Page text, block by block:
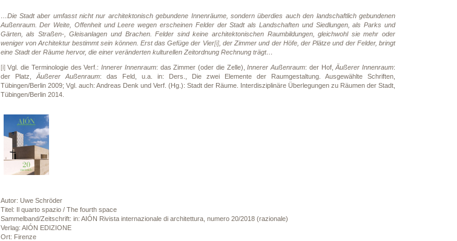
…Die Stadt aber umfasst nicht nur architektonisch gebundene Innenräume, sondern überdies auch den landschaftlich gebundenen
Außenraum. Der Weite, Offenheit und Leere wegen erscheinen Felder der Stadt als Landschaften und Siedlungen, als Parks und
Gärten, als Straßen-, Gleisanlagen und Brachen. Felder sind keine architektonischen Raumbildungen, gleichwohl sie mehr oder
weniger von Architektur bestimmt sein können. Erst das Gefüge der Vier[i], der Zimmer und der Höfe, der Plätze und der Felder, bringt
eine Stadt der Räume hervor, die einer veränderten kulturellen Zeitordnung Rechnung trägt…
[i]Vgl. die Terminologie des Verf.: Innerer Innenraum: das Zimmer (oder die Zelle),Innerer Außenraum: der Hof,Äußerer Innenraum:
der Platz, Äußerer Außenraum: das Feld, u.a. in: Ders., Die zwei Elemente der Raumgestaltung. Ausgewählte Schriften,
Tübingen/Berlin 2009; Vgl. auch: Andreas Denk und Verf. (Hg.): Stadt der Räume. Interdisziplinäre Überlegungen zu Räumen der Stadt,
Tübingen/Berlin 2014.
Autor: Uwe Schröder
Titel: Il quarto spazio / The fourth space
Sammelband/Zeitschrift: in: AIÓN Rivista internazionale di architettura, numero 20/2018 (razionale)
Verlag: AIÓN EDIZIONE
Ort: Firenze